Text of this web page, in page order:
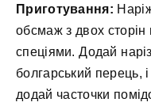
Приготування:
обсмаж з двох сторін
спеціями. Додай
болгарський перець,
додай часточки